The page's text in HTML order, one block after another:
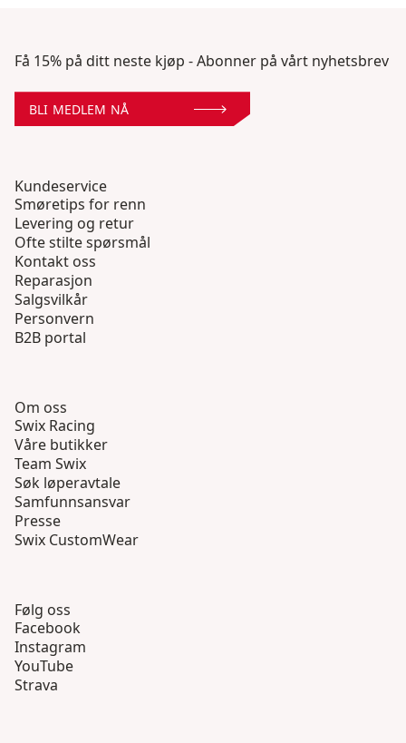
Få 15% på ditt neste kjøp - Abonner på vårt nyhetsbrev
BLI MEDLEM NÅ
Kundeservice
Smøretips for renn
Levering og retur
Ofte stilte spørsmål
Kontakt oss
Reparasjon
Salgsvilkår
Personvern
B2B portal
Om oss
Swix Racing
Våre butikker
Team Swix
Søk løperavtale
Samfunnsansvar
Presse
Swix CustomWear
Følg oss
Facebook
Instagram
YouTube
Strava